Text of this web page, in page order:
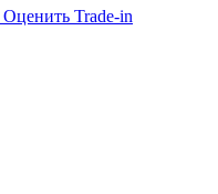
Оценить Trade-in